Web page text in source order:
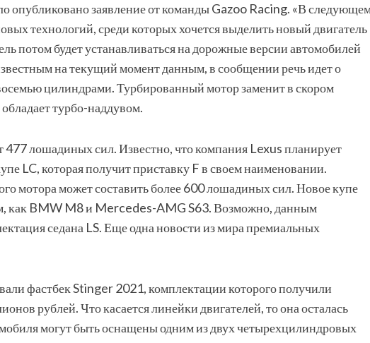
опубликовано заявление от команды Gazoo Racing. «В
технологий, среди которых хочется выделить новый двигатель
потом будет устанавливаться на дорожные версии автомобилей
на текущий момент данным, в сообщении речь идет о
цилиндрами. Турбированный мотор заменит в скором
турбо-наддувом.
лошадиных сил. Известно, что компания Lexus планирует
LC, которая получит приставку F в своем наименовании.
мотора может составить более 600 лошадиных сил. Новое купе
как BMW M8 и Mercedes-AMG S63. Возможно, данным
седана LS. Еще одна новости из мира премиальных
фастбек Stinger 2021, комплектации которого получили
рублей. Что касается линейки двигателей, то она осталась
могут быть оснащены одним из двух четырехцилиндровых